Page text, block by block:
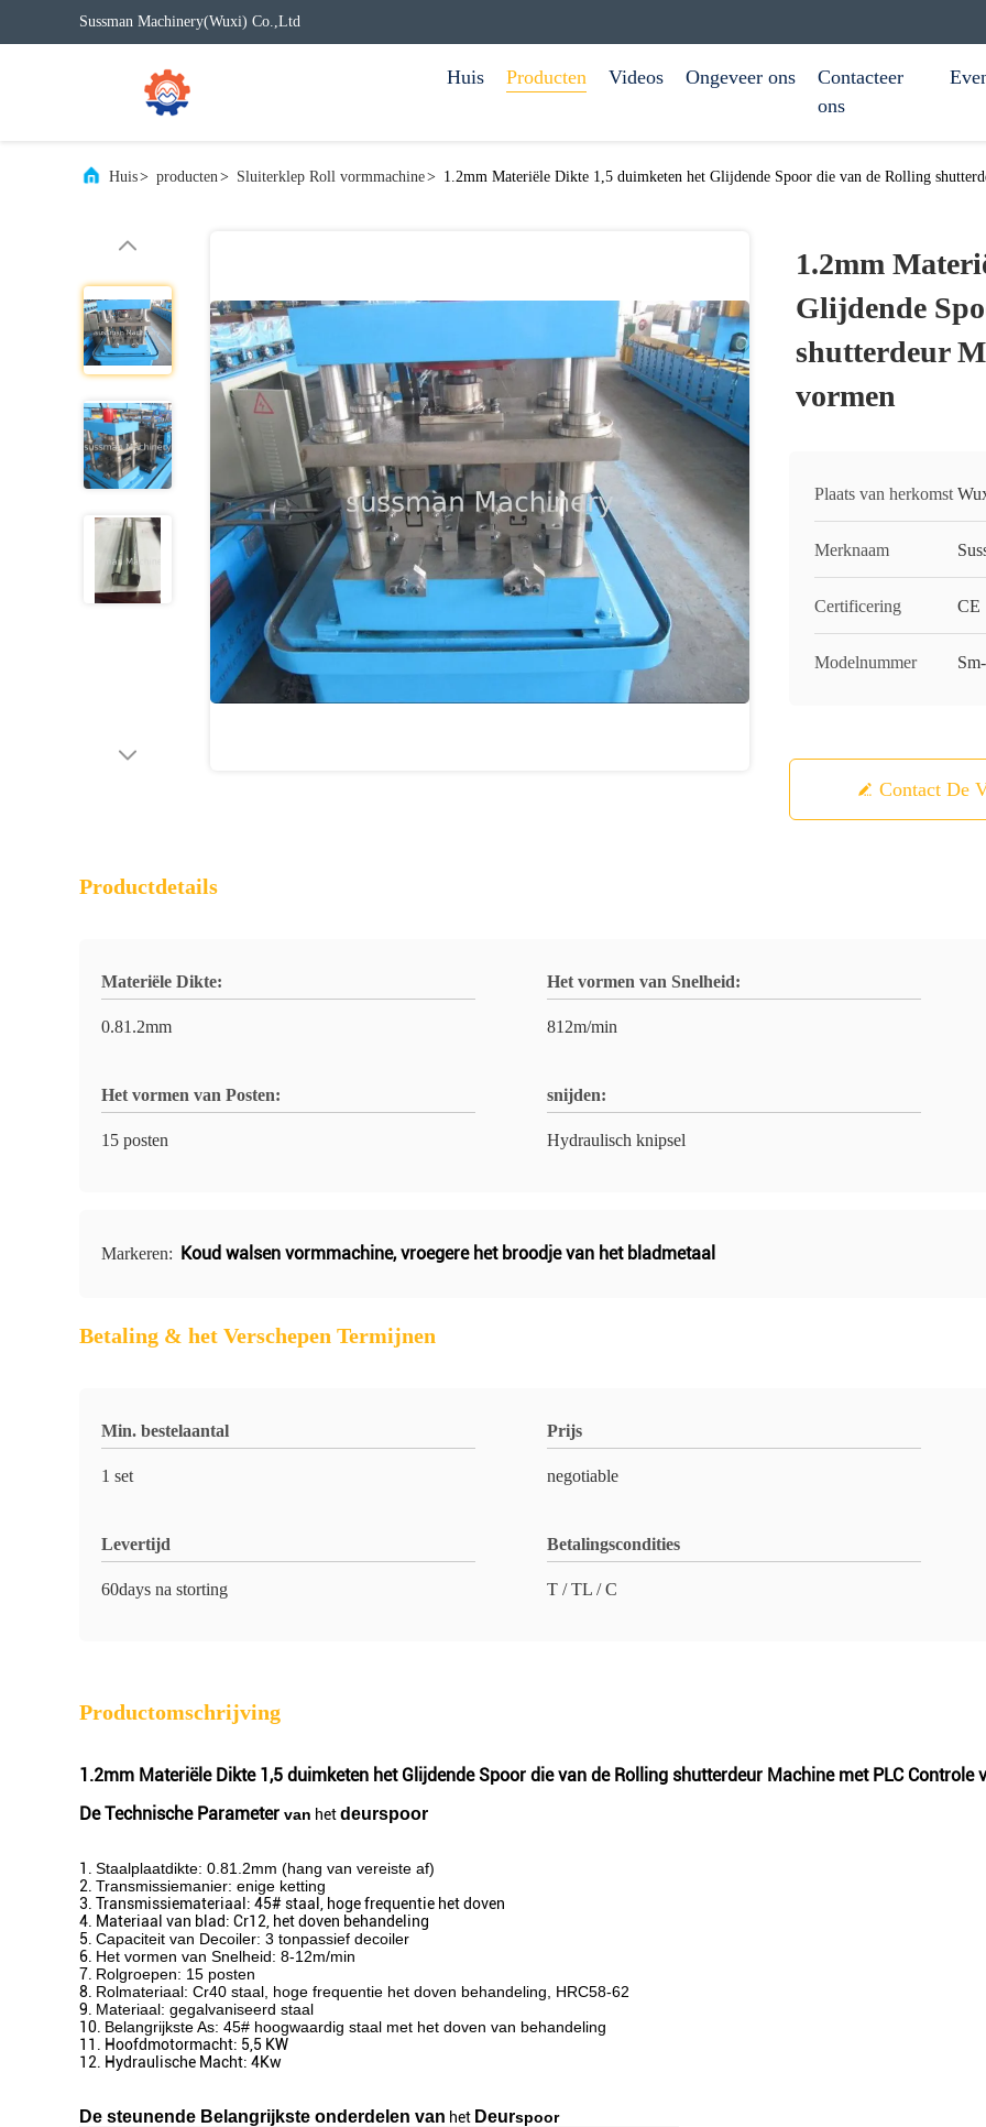
Sussman Machinery(Wuxi) Co.,Ltd
Huis Producten Videos Ongeveer ons
Contacteer
ons
Huis> producten> Sluiterklep Roll vormmachine> 1.2mm Materiële Dikte 1,5 duimketen het Glijdende Spoor die van de Rolling
1.2mm
Glijdende
shutterdeur
vormen
Plaats van herkomst
Merknaam
Certificering CE
Modelnummer
Contact De
Productdetails
Materiële Dikte:
0.81.2mm
Het vormen van Snelheid:
812m/min
Het vormen van Posten:
15 posten
snijden:
Hydraulisch knipsel
Markeren: Koud walsen vormmachine,vroegere het broodje van het bladmetaal
Betaling & het Verschepen Termijnen
Min. bestelaantal
1 set
Prijs
negotiable
Levertijd
60days na storting
Betalingscondities
T / TL / C
Productomschrijving
1.2mm Materiële Dikte 1,5 duimketen het Glijdende Spoor die van de Rolling shutterdeur Machine met PLC Controle
De Technische Parameter van hetdeurspoor
1. Staalplaatdikte: 0.81.2mm (hang van vereiste af)
2. Transmissiemanier: enige ketting
3. Transmissiemateriaal: 45# staal, hoge frequentie het doven
4. Materiaal van blad: Cr12, het doven behandeling
5. Capaciteit van Decoiler: 3 tonpassief decoiler
6. Het vormen van Snelheid: 8-12m/min
7. Rolgroepen: 15 posten
8. Rolmateriaal: Cr40 staal, hoge frequentie het doven behandeling, HRC58-62
9. Materiaal: gegalvaniseerd staal
10. Belangrijkste As: 45# hoogwaardig staal met het doven van behandeling
11. Hoofdmotormacht: 5,5 KW
12. Hydraulische Macht: 4Kw
De steunende Belangrijkste onderdelen van het Deurspoor